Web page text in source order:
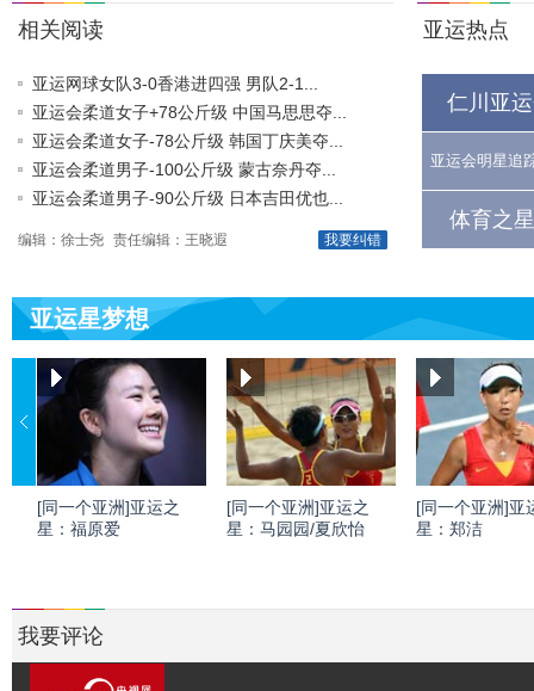
相关阅读
亚运网球女队3-0香港进四强 男队2-1...
亚运会柔道女子+78公斤级 中国马思思夺...
亚运会柔道女子-78公斤级 韩国丁庆美夺...
亚运会柔道男子-100公斤级 蒙古奈丹夺...
亚运会柔道男子-90公斤级 日本吉田优也...
我要纠错
编辑：徐士尧 责任编辑：王晓遐
亚运热点
仁川亚
亚运会明星追
体育之
亚运星梦想
[同一个亚洲]亚运之
星：福原爱
[同一个亚洲]亚运之
星：马园园/夏欣怡
[同一个亚洲]亚
星：郑洁
我要评论